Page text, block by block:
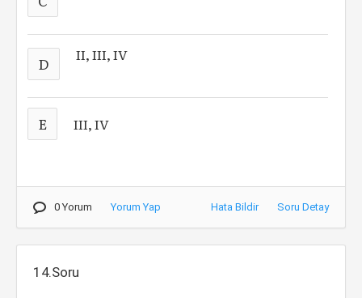
D II, III, IV
E III, IV
0 Yorum Yorum Yap Hata Bildir Soru Detay
14.Soru